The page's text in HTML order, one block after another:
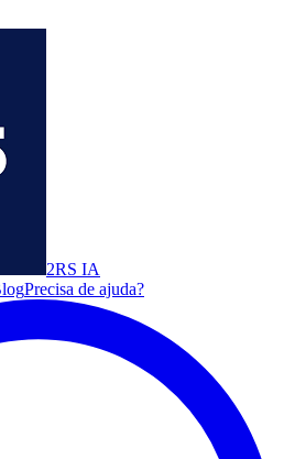
2RS IA
Precisa de ajuda?